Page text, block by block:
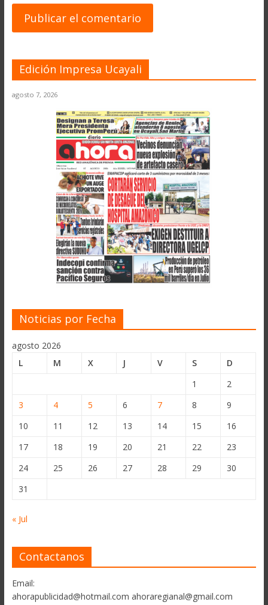
Edición Impresa Ucayali
agosto 7, 2026
Noticias por Fecha
agosto 2026
L
M X J V S
D
1
2
3
4 5 6 7 8
9
10
11 12 13 14 15
16
17
18 19 20 21 22
23
24
25 26 27 28 29
30
31
« Jul
Contactanos
Email:
ahorapublicidad@hotmail.com ahoraregianal@gmail.com